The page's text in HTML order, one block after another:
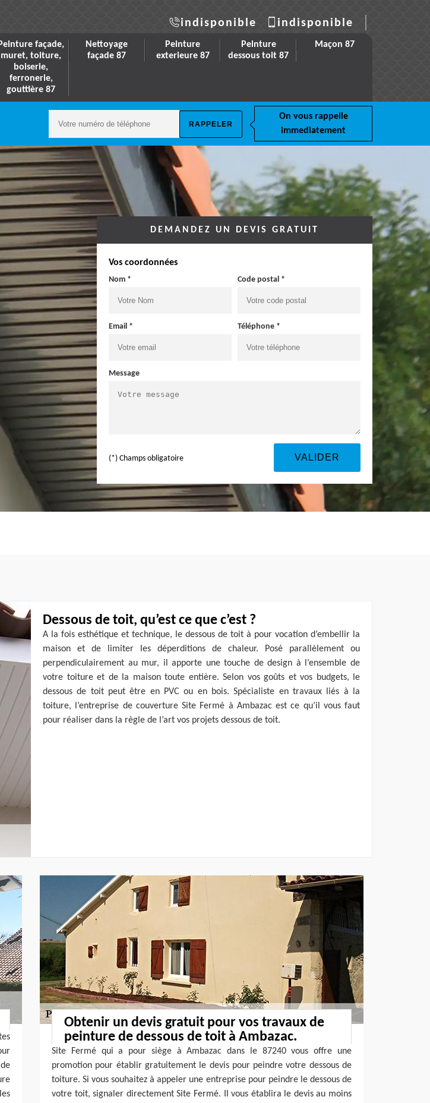
indisponible indisponible
Peinture façade,
muret, toiture,
boiserie,
ferronerie,
gouttière 87
Nettoyage
façade 87
Peinture
exterieure 87
Peinture
dessous toit 87
Maçon 87
On vous rappelle
immediatement
DEMANDEZ UN DEVIS GRATUIT
Vos coordonnées
Nom * Code postal *
Email * Téléphone *
Message
(*) Champs obligatoire
Dessous de toit, qu’est ce que c’est ?
A la fois esthétique et technique, le dessous de toit à pour vocation d’embellir la
maison et de limiter les déperditions de chaleur. Posé parallèlement ou
perpendiculairement au mur, il apporte une touche de design à l’ensemble de
votre toiture et de la maison toute entière. Selon vos goûts et vos budgets, le
dessous de toit peut être en PVC ou en bois. Spécialiste en travaux liés à la
toiture, l’entreprise de couverture Site Fermé à Ambazac est ce qu’il vous faut
pour réaliser dans la règle de l’art vos projets dessous de toit.
Obtenir un devis gratuit pour vos travaux de
peinture de dessous de toit à Ambazac.
Site Fermé qui a pour siège à Ambazac dans le 87240 vous offre une
promotion pour établir gratuitement le devis pour peindre votre dessous de
toiture. Si vous souhaitez à appeler une entreprise pour peindre le dessous de
votre toit, signaler directement Site Fermé. Il vous établira le devis au moins